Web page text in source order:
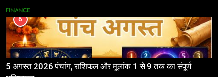
FINANCE
6
5 अगस्त 2026 पंचांग, राशिफल और मूलांक 1 से 9 तक का संपूर्ण